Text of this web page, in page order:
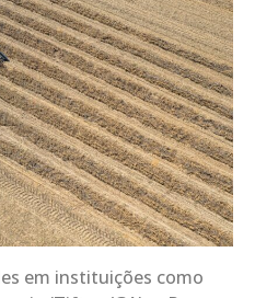
em instituições como